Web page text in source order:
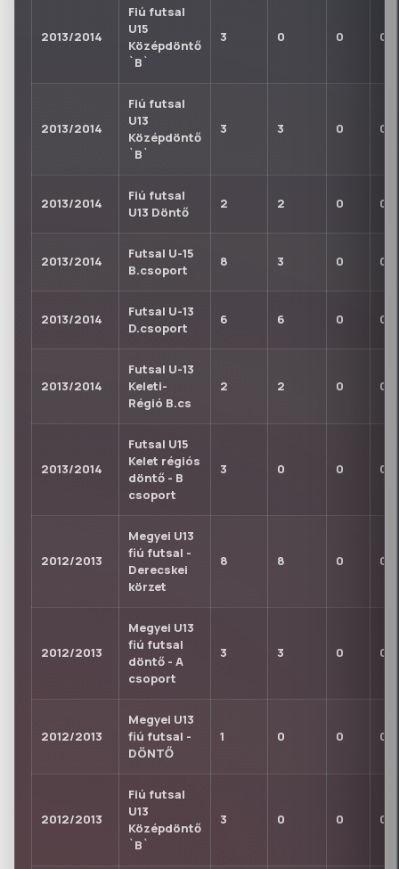
2013/2014
Fiú futsal
U15
Középdöntő
`B`
3 0 0 0
2013/2014
Fiú futsal
U13
Középdöntő
`B`
3 3 0 0
2013/2014
Fiú futsal
U13 Döntő
2 2 0 0
2013/2014
Futsal U-15
B.csoport
8 3 0 0
2013/2014
Futsal U-13
D.csoport
6 6 0 0
2013/2014
Futsal U-13
Keleti-
Régió B.cs
2 2 0 0
2013/2014
Futsal U15
Kelet régiós
döntő - B
csoport
3 0 0 0
2012/2013
Megyei U13
fiú futsal -
Derecskei
körzet
8 8 0 0
2012/2013
Megyei U13
fiú futsal
döntő - A
csoport
3 3 0 0
2012/2013
Megyei U13
fiú futsal -
DÖNTŐ
1 0 0 0
2012/2013
Fiú futsal
U13
Középdöntő
`B`
3 0 0 0